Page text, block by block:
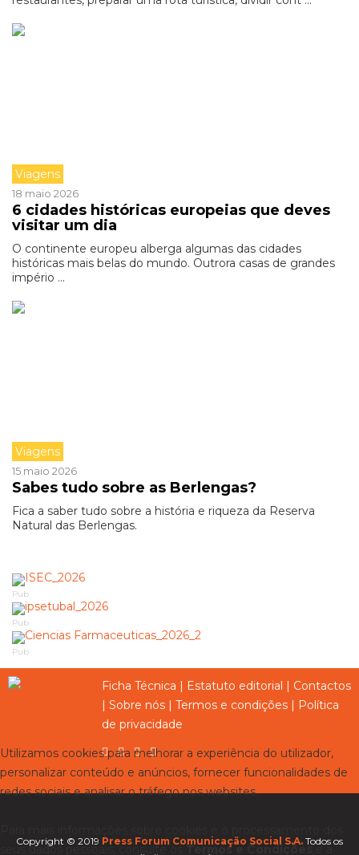
Viagens
18 maio 2026
6 cidades históricas europeias que deves
visitar um dia
O continente europeu alberga algumas das cidades
históricas mais belas do mundo. Outrora casas de grandes
império ...
Viagens
15 maio 2026
Sabes tudo sobre as Berlengas?
Fica a saber tudo sobre a história e riqueza da Reserva
Natural das Berlengas.
Pub
Pub
Pub
Ficha Técnica Estatuto editorial
Contactos
Sobre nós Termos e condições
Política
de privacidade
Copyright © 2019 Press Forum Comunicação Social S.A. Todos os
Utilizamos cookies para melhorar a experiência do utilizador,
personalizar conteúdo e anúncios, fornecer funcionalidades de
redes sociais e analisar o tráfego nos websites.
seus dados pessoais, consulte osTermos e Condiçõese a